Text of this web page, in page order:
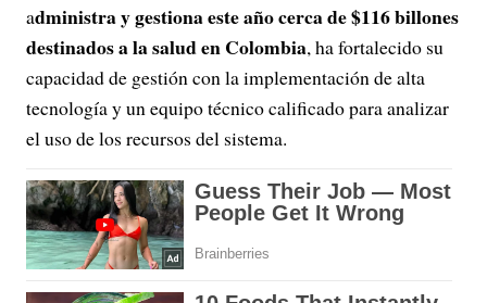
administra y gestiona este año cerca de $116 billones
destinados a la salud en Colombia, ha fortalecido su
capacidad de gestión con la implementación de alta
tecnología y un equipo técnico calificado para analizar
el uso de los recursos del sistema.